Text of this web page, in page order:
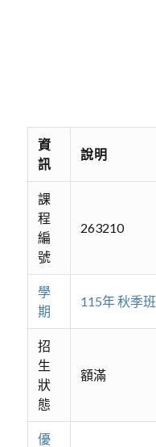
資
訊
說明
課
程
編
號
263210
學
期
115年 秋季班
招
生
狀
態
額滿
優